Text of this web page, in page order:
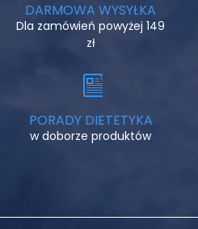
DARMOWA WYSYŁKA
Dla zamówień powyżej 149
zł
PORADY DIETETYKA
w doborze produktów